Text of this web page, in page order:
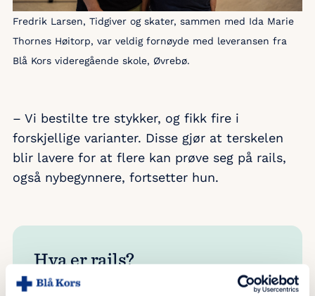
Fredrik Larsen, Tidgiver og skater, sammen med Ida Marie
Thornes Høitorp, var veldig fornøyde med leveransen fra
Blå Kors videregående skole, Øvrebø.
– Vi bestilte tre stykker, og fikk fire i
forskjellige varianter. Disse gjør at terskelen
blir lavere for at flere kan prøve seg på rails,
også nybegynnere, fortsetter hun.
Hva er rails?